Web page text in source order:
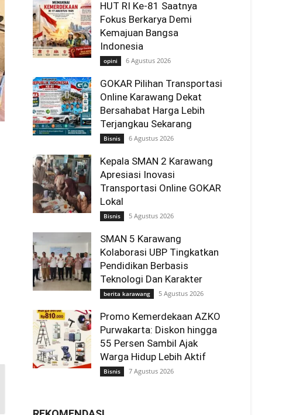
HUT RI Ke-81 Saatnya
Fokus Berkarya Demi
Kemajuan Bangsa
Indonesia
opini 6 Agustus 2026
GOKAR Pilihan Transportasi
Online Karawang Dekat
Bersahabat Harga Lebih
Terjangkau Sekarang
Bisnis 6 Agustus 2026
Kepala SMAN 2 Karawang
Apresiasi Inovasi
Transportasi Online GOKAR
Lokal
Bisnis 5 Agustus 2026
SMAN 5 Karawang
Kolaborasi UBP Tingkatkan
Pendidikan Berbasis
Teknologi Dan Karakter
berita karawang 5 Agustus 2026
Promo Kemerdekaan AZKO
Purwakarta: Diskon hingga
55 Persen Sambil Ajak
Warga Hidup Lebih Aktif
Bisnis 7 Agustus 2026